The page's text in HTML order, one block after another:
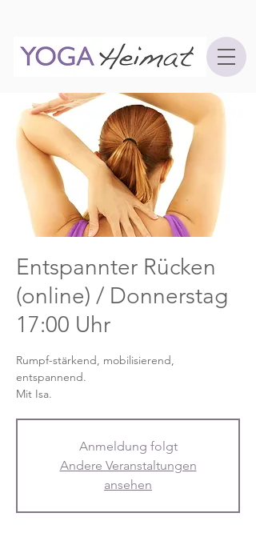
Entspannter Rücken
(online) / Donnerstag
17:00 Uhr
Rumpf-stärkend, mobilisierend,
entspannend.
Mit Isa.
Anmeldung folgt
Andere Veranstaltungen
ansehen